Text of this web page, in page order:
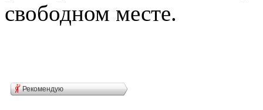
свободном месте.
Рекомендую